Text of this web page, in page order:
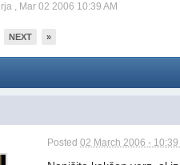
, Mar 02 2006 10:39 AM
NEXT »
Posted02 March 2006 - 10:39